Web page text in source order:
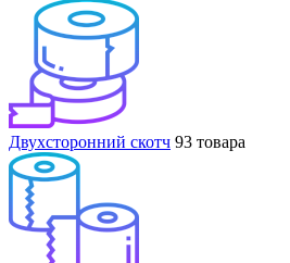
Двухсторонний скотч 93 товара